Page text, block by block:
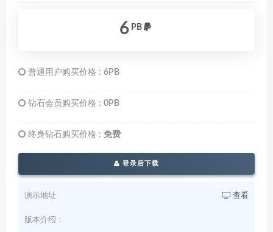
6 PB
普通用户购买价格 : 6PB
钻石会员购买价格 : 0PB
终身钻石购买价格 : 免费
登录后下载
演示地址 查看
版本介绍：